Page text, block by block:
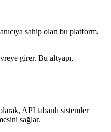
sahip olan bu platform,
girer. Bu altyapı,
API tabanlı sistemler
sağlar.